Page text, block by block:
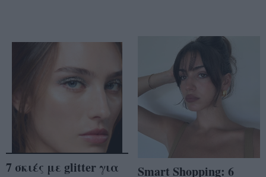
7 σκιές με glitter για
Smart Shopping: 6